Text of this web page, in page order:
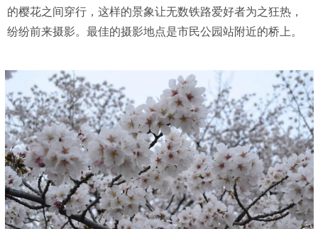
的樱花之间穿行，这样的景象让无数铁路爱好者为之狂热，
纷纷前来摄影。最佳的摄影地点是市民公园站附近的桥上。